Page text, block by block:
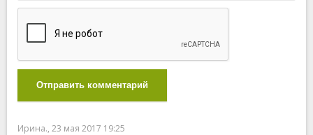
Отправить комментарий
Ирина., 23 мая 2017 19:25